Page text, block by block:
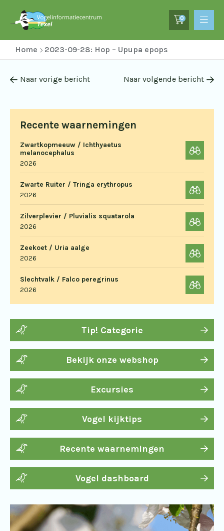
0
Home 2023-09-28: Hop – Upupa epops
Recente waarnemingen
Zwartkopmeeuw / Ichthyaetus
melanocephalus
2026
Zwarte Ruiter / Tringa erythropus
2026
Zilverplevier / Pluvialis squatarola
2026
Zeekoet / Uria aalge
2026
Slechtvalk / Falco peregrinus
2026
Tip! Categorie
Bekijk onze webshop
Excursies
Vogel kijktips
Recente waarnemingen
Vogel dashboard
Naar vorige bericht Naar volgende bericht